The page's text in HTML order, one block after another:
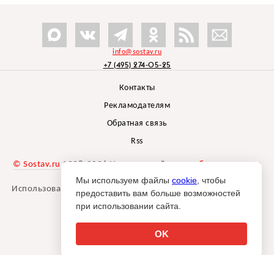
info@sostav.ru
+7 (495) 274-05-25
Контакты
Рекламодателям
Обратная связь
Rss
© Sostav.ru 1998-2026 Независимый проектбрендингового
агентства Depot
Использование материалов Sostav.ru допустимо только при
указании источника.
Мы используем файлы cookie , чтобы
предоставить вам больше возможностей
при использовании сайта.
OK